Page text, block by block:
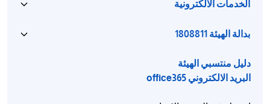
الخدمات الالكترونية
بدالة الهيئة 1808811
دليل منتسبي الهيئة
البريد الالكتروني office365